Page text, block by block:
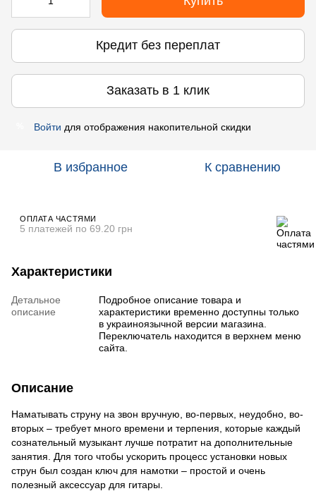
Кредит без переплат
Заказать в 1 клик
Войти для отображения накопительной скидки
В избранное К сравнению
ОПЛАТА ЧАСТЯМИ
5 платежей по 69.20 грн
Характеристики
Детальное
описание
Подробное описание товара и
характеристики временно доступны только
в украиноязычной версии магазина.
Переключатель находится в верхнем меню
сайта.
Описание
Наматывать струну на звон вручную, во-первых, неудобно, во-
вторых – требует много времени и терпения, которые каждый
сознательный музыкант лучше потратит на дополнительные
занятия. Для того чтобы ускорить процесс установки новых
струн был создан ключ для намотки – простой и очень
полезный аксессуар для гитары.